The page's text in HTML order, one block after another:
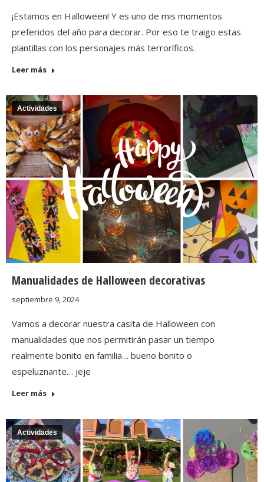
¡Estamos en Halloween! Y es uno de mis momentos
preferidos del año para decorar. Por eso te traigo estas
plantillas con los personajes más terroríficos.
Leer más
Actividades
Manualidades de Halloween decorativas
septiembre 9, 2024
Vamos a decorar nuestra casita de Halloween con
manualidades que nos permitirán pasar un tiempo
realmente bonito en familia… bueno bonito o
espeluznante… jeje
Leer más
Actividades